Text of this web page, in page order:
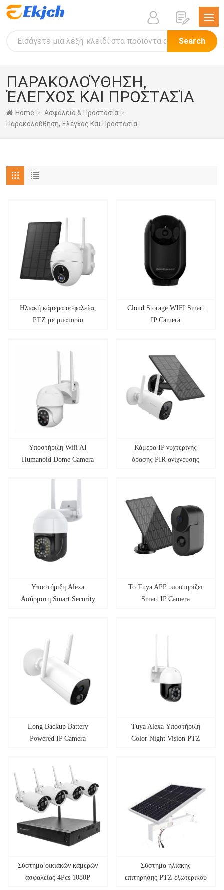
Search
ΠΑΡΑΚΟΛΟΎΘΗΣΗ,
ΈΛΕΓΧΟΣ ΚΑΙ ΠΡΟΣΤΑΣΊΑ
Home
Ασφάλεια & Προστασία
Παρακολούθηση, Έλεγχος Και Προστασία
Ηλιακή κάμερα ασφαλείας
PTZ με μπαταρία
Cloud Storage WIFI Smart
IP Camera
Υποστήριξη Wifi AI
Humanoid Dome Camera
Κάμερα IP νυχτερινής
όρασης PIR ανίχνευσης
Υποστήριξη Alexa
Ασύρματη Smart Security
Το Tuya APP υποστηρίζει
Smart IP Camera
Long Backup Battery
Powered IP Camera
Tuya Alexa Υποστήριξη
Color Night Vision PTZ
Σύστημα οικιακών καμερών
ασφαλείας 4Pcs 1080P
Σύστημα ηλιακής
επιτήρησης PTZ εξωτερικού